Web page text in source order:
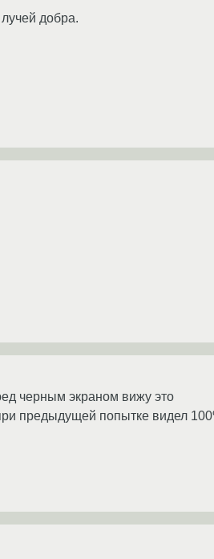
добра.
черным экраном вижу это
предыдущей попытке видел